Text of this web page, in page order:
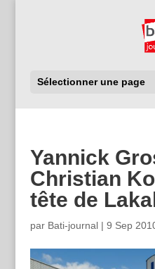
Sélectionner une page
Yannick
Christian
tête de
par Bati-journal| 9 Sep